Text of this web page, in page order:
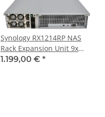
Synology RX1214RP NAS
Rack Expansion Unit 9x
4TB ( 36TB ) SATA HDD WD
1.199,00 € *